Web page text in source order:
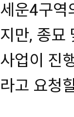
세운4구역
지만, 종묘
사업이 진
라고 요청